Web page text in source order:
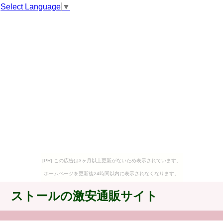
Select Language ▼
[PR] この広告は3ヶ月以上更新がないため表示されています。
ホームページを更新後24時間以内に表示されなくなります。
ストールの激安通販サイト